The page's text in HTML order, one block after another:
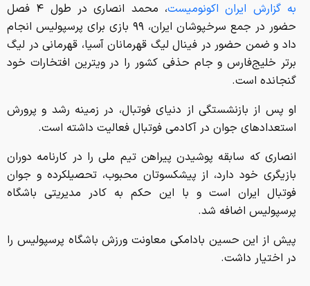
به گزارش ایران اکونومیست
، محمد انصاری در طول ۴ فصل
حضور در جمع سرخپوشان ایران، ۹۹ بازی برای پرسپولیس انجام
داد و ضمن حضور در فینال لیگ قهرمانان آسیا، قهرمانی در لیگ
برتر خلیج‌فارس و جام حذفی کشور را در ویترین افتخارات خود
گنجانده است.
او پس از بازنشستگی از دنیای فوتبال، در زمینه رشد و پرورش
استعدادهای جوان در آکادمی فوتبال فعالیت داشته است.
انصاری که سابقه پوشیدن پیراهن تیم ملی را در کارنامه دوران
بازیگری خود دارد، از پیشکسوتان محبوب، تحصیلکرده و جوان
فوتبال ایران است و با این حکم به کادر مدیریتی باشگاه
پرسپولیس اضافه شد.
پیش از این حسین بادامکی معاونت ورزش باشگاه پرسپولیس را
در اختیار داشت.